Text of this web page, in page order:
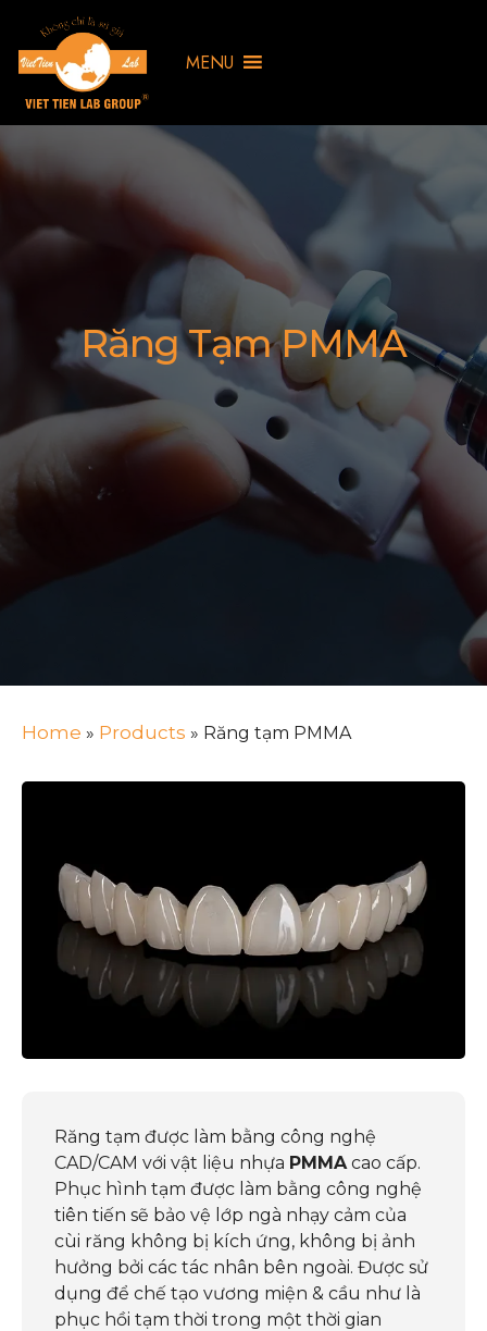
MENU
Răng Tạm PMMA
Home » Products » Răng tạm PMMA
Răng tạm được làm bằng công nghệ
CAD/CAM với vật liệu nhựa PMMAcao cấp.
Phục hình tạm được làm bằng công nghệ
tiên tiến sẽ bảo vệ lớp ngà nhạy cảm của
cùi răng không bị kích ứng, không bị ảnh
hưởng bởi các tác nhân bên ngoài. Được sử
dụng để chế tạo vương miện & cầu như là
phục hồi tạm thời trong một thời gian